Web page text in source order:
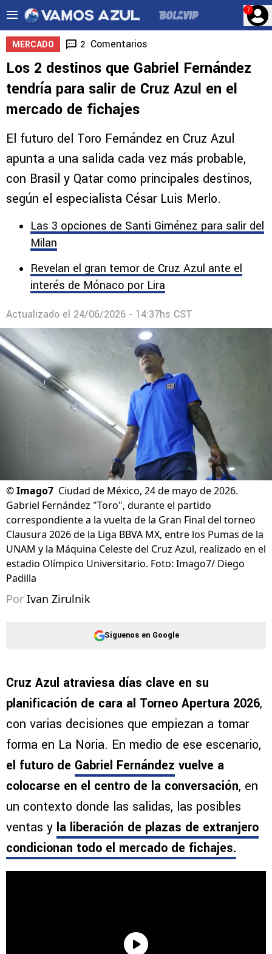
?
MERCADO 2 Comentarios
Los 2 destinos que Gabriel Fernández
tendría para salir de Cruz Azul en el
mercado de fichajes
El futuro del Toro Fernández en Cruz Azul
apunta a una salida cada vez más probable,
con Brasil y Qatar como principales destinos,
según el especialista César Luis Merlo.
Las 3 opciones de Santi Giménez para salir del
Milan
Revelan el gran temor de Cruz Azul ante el
interés de Mónaco por Lira
Actualizado el 24/06/2026 - 14:37hs CST
©Imago7 Ciudad de México, 24 de mayo de 2026.
Gabriel Fernández "Toro", durante el partido
correspondiente a la vuelta de la Gran Final del torneo
Clausura 2026 de la Liga BBVA MX, entre los Pumas de la
UNAM y la Máquina Celeste del Cruz Azul, realizado en el
estadio Olímpico Universitario. Foto: Imago7/ Diego
Padilla
Por Ivan Zirulnik
Síguenos en Google
Cruz Azul atraviesa días clave en su
planificación de cara al Torneo Apertura 2026,
con varias decisiones que empiezan a tomar
forma en La Noria. En medio de ese escenario,
el futuro de Gabriel Fernández vuelve a
colocarse en el centro de la conversación, en
un contexto donde las salidas, las posibles
ventas y la liberación de plazas de extranjero
condicionan todo el mercado de fichajes.